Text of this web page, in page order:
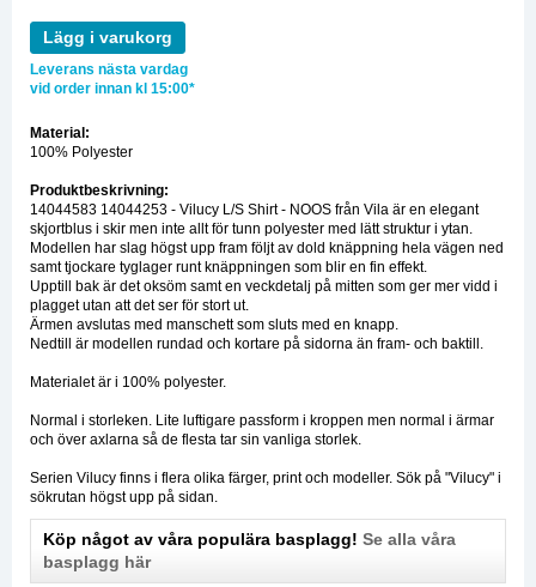
Lägg i varukorg
Leverans nästa vardag
vid order innan kl 15:00*
Material:
100% Polyester
Produktbeskrivning:
14044583 14044253 - Vilucy L/S Shirt - NOOS från Vila är en elegant
skjortblus i skir men inte allt för tunn polyester med lätt struktur i ytan.
Modellen har slag högst upp fram följt av dold knäppning hela vägen ned
samt tjockare tyglager runt knäppningen som blir en fin effekt.
Upptill bak är det oksöm samt en veckdetalj på mitten som ger mer vidd i
plagget utan att det ser för stort ut.
Ärmen avslutas med manschett som sluts med en knapp.
Nedtill är modellen rundad och kortare på sidorna än fram- och baktill.
Materialet är i 100% polyester.
Normal i storleken. Lite luftigare passform i kroppen men normal i ärmar
och över axlarna så de flesta tar sin vanliga storlek.
Serien Vilucy finns i flera olika färger, print och modeller. Sök på "Vilucy" i
sökrutan högst upp på sidan.
Köp något av våra populära basplagg! Se alla våra
basplagg här